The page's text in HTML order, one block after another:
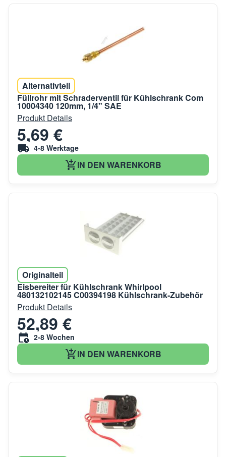
Alternativteil
Füllrohr mit Schraderventil für Kühlschrank Com
10004340 120mm, 1/4" SAE
Produkt Details
5,69 €
4-8 Werktage
IN DEN WARENKORB
Originalteil
Eisbereiter für Kühlschrank Whirlpool
480132102145 C00394198 Kühlschrank-Zubehör
Produkt Details
52,89 €
2-8 Wochen
IN DEN WARENKORB